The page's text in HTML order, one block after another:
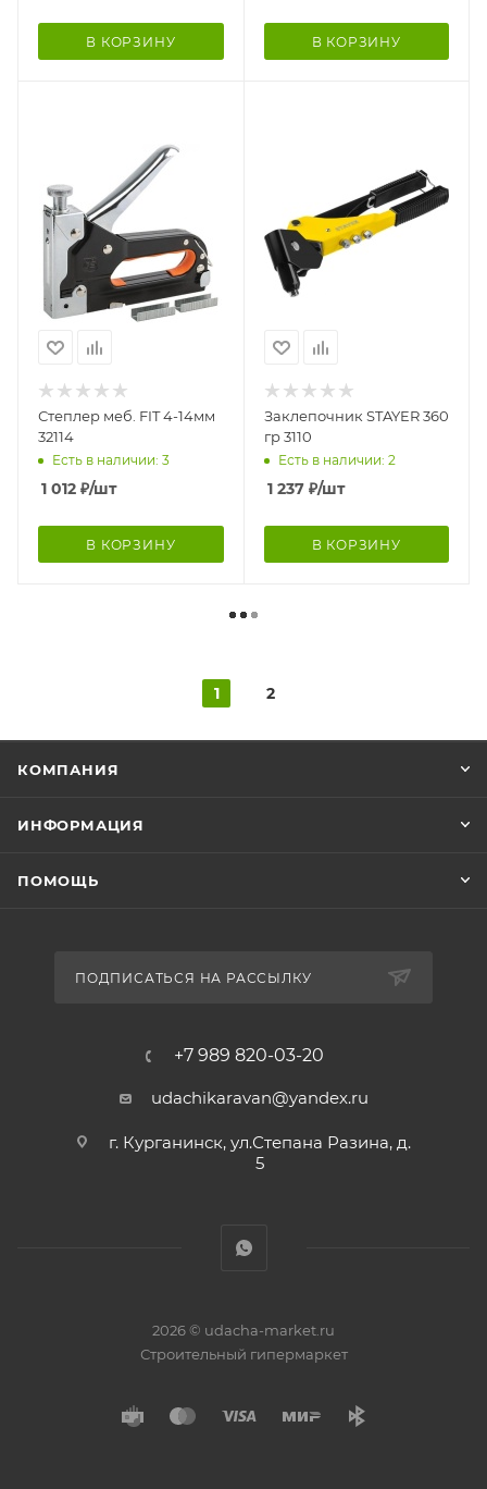
В КОРЗИНУ В КОРЗИНУ
Степлер меб. FIT 4-14мм
32114
Есть в наличии: 3
1 012 ₽/шт
В КОРЗИНУ
Заклепочник STAYER 360
гр 3110
Есть в наличии: 2
1 237₽/шт
В КОРЗИНУ
1 2
КОМПАНИЯ
ИНФОРМАЦИЯ
ПОМОЩЬ
ПОДПИСАТЬСЯ НА РАССЫЛКУ
+7 989 820-03-20
udachikaravan@yandex.ru
г. Курганинск, ул.Степана Разина, д.
5
2026 © udacha-market.ru
Строительный гипермаркет